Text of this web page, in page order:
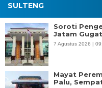
SULTENG
Soroti
Jatam
7 Agustus 2026 |
Mayat
Palu,